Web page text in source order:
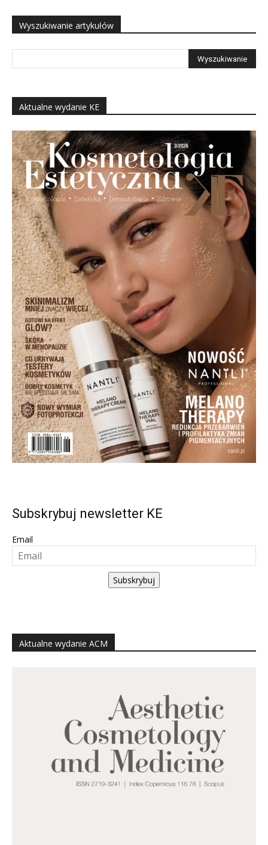
Wyszukiwanie artykułów
Aktualne wydanie KE
Subskrybuj newsletter KE
Email
Subskrybuj
Aktualne wydanie ACM